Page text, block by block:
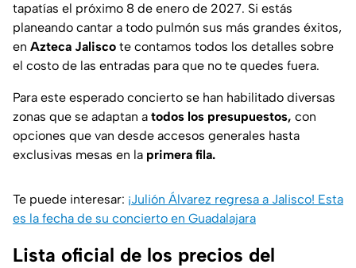
tapatías el próximo 8 de enero de 2027. Si estás
planeando cantar a todo pulmón sus más grandes éxitos,
en Azteca Jalisco te contamos todos los detalles sobre
el costo de las entradas para que no te quedes fuera.
Para este esperado concierto se han habilitado diversas
zonas que se adaptan a todos los presupuestos, con
opciones que van desde accesos generales hasta
exclusivas mesas en la primera fila.
Te puede interesar: ¡Julión Álvarez regresa a Jalisco! Esta
es la fecha de su concierto en Guadalajara
Lista oficial de los precios del